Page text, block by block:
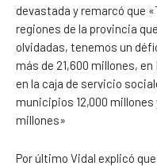
devastada y remarcó que
regiones de la provincia
olvidadas, tenemos un
más de 21,600 millones,
en la caja de servicio
municipios 12,000 millones
millones»
Por último Vidal explicó